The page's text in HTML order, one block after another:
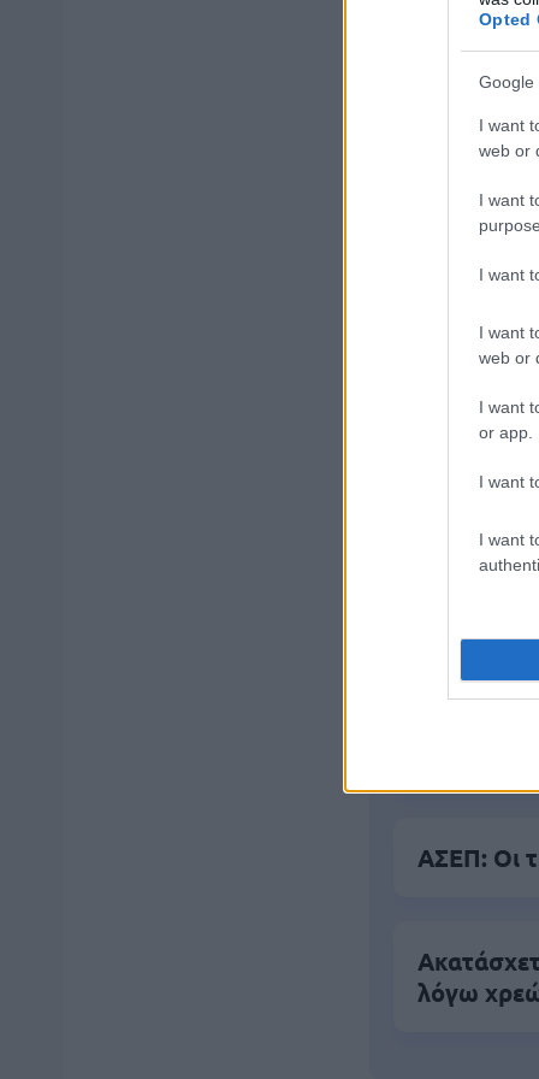
Opted
Google
I want
web or
I want
I want
I want
web or
I want
or app.
I want
I want
ΑΣΕΠ: Εξ
Μάθε
Βάλε
διαμονή,
Σχολεία:
ΑΣΕΠ: Οι
λόγω